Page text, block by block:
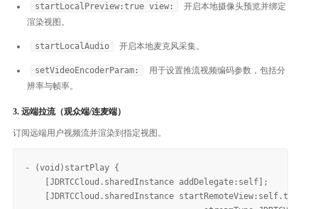
startLocalPreview:true view:
开启本地摄像头预览并绑定
渲染视图。
startLocalAudio 开启本地麦克风采集。
setVideoEncoderParam:
用于设置推流视频编码参数，包括分
辨率与帧率。
3. 远端拉流（观众端/连麦端）
订阅远端用户视频流并渲染到指定视图。
- (void)startPlay {
    [JDRTCCloud.sharedInstance addDelegate:self];
[JDRTCCloud.sharedInstance